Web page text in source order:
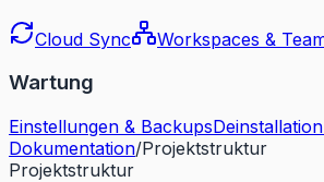
Cloud Sync Workspaces &
Wartung
Einstellungen & Backups
Dokumentation/Projektstruktur
Projektstruktur